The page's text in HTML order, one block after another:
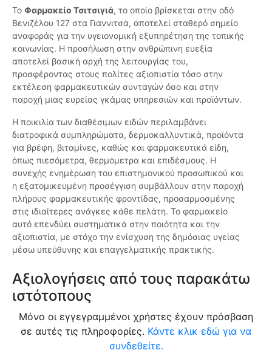
Το Φαρμακείο Τσιτσιγιά, το οποίο βρίσκεται στην οδό
Βενιζέλου 127 στα Γιαννιτσά, αποτελεί σταθερό σημείο
αναφοράς για την υγειονομική εξυπηρέτηση της τοπικής
κοινωνίας. Η προσήλωση στην ανθρώπινη ευεξία
αποτελεί βασική αρχή της λειτουργίας του,
προσφέροντας στους πολίτες αξιοπιστία τόσο στην
εκτέλεση φαρμακευτικών συνταγών όσο και στην
παροχή μιας ευρείας γκάμας υπηρεσιών και προϊόντων.
Η ποικιλία των διαθέσιμων ειδών περιλαμβάνει
διατροφικά συμπληρώματα, δερμοκαλλυντικά, προϊόντα
για βρέφη, βιταμίνες, καθώς και φαρμακευτικά είδη,
όπως πιεσόμετρα, θερμόμετρα και επιδέσμους. Η
συνεχής ενημέρωση του επιστημονικού προσωπικού και
η εξατομικευμένη προσέγγιση συμβάλλουν στην παροχή
πλήρους φαρμακευτικής φροντίδας, προσαρμοσμένης
στις ιδιαίτερες ανάγκες κάθε πελάτη. Το φαρμακείο
αυτό επενδύει συστηματικά στην ποιότητα και την
αξιοπιστία, με στόχο την ενίσχυση της δημόσιας υγείας
μέσω υπεύθυνης και επαγγελματικής πρακτικής.
Αξιολογήσεις από τους παρακάτω
ιστότοπους
Μόνο οι εγγεγραμμένοι χρήστες έχουν πρόσβαση
σε αυτές τις πληροφορίες. Κάντε κλικ εδώ για να
συνδεθείτε.